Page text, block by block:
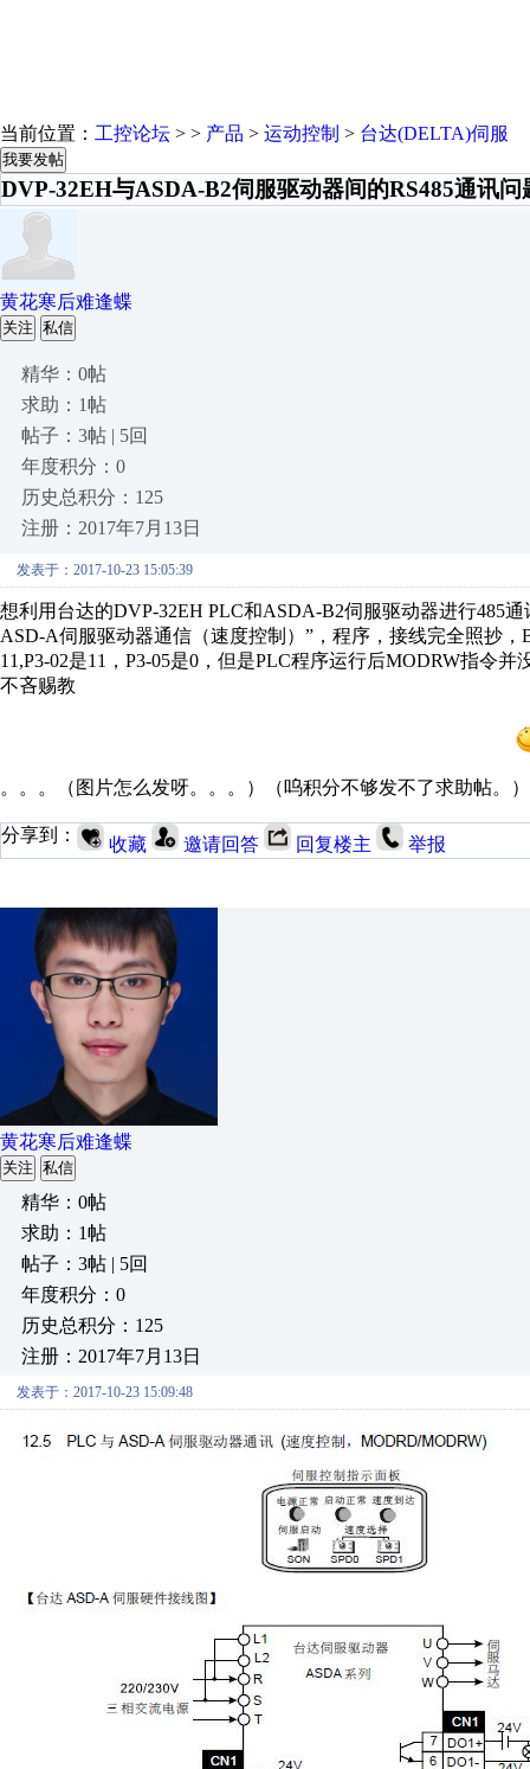
当前位置： 工控论坛 > > 产品 > 运动控制 > 台达(DELTA)伺服
我要发帖
DVP-32EH与ASDA-B2伺服驱动器间的RS485通讯问
黄花寒后难逢蝶
关注 私信
精华：0帖
求助：1帖
帖子：3帖 | 5回
年度积分：0
历史总积分：125
注册：2017年7月13日
发表于：2017-10-23 15:05:39
想利用台达的DVP-32EH PLC和ASDA-B2伺服驱动器进行485
ASD-A伺服驱动器通信（速度控制）”，程序，接线完全照抄，
11,P3-02是11，P3-05是0，但是PLC程序运行后MODRW指令
不吝赐教
。。。（图片怎么发呀。。。）（呜积分不够发不了求助帖。）
分享到： 收藏 邀请回答 回复楼主 举报
黄花寒后难逢蝶
关注 私信
精华：0帖
求助：1帖
帖子：3帖 | 5回
年度积分：0
历史总积分：125
注册：2017年7月13日
发表于：2017-10-23 15:09:48